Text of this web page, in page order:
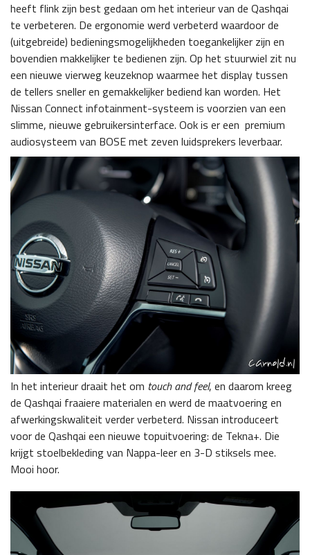
heeft flink zijn best gedaan om het interieur van de Qashqai
te verbeteren. De ergonomie werd verbeterd waardoor de
(uitgebreide) bedieningsmogelijkheden toegankelijker zijn en
bovendien makkelijker te bedienen zijn. Op het stuurwiel zit nu
een nieuwe vierweg keuzeknop waarmee het display tussen
de tellers sneller en gemakkelijker bediend kan worden. Het
Nissan Connect infotainment-systeem is voorzien van een
slimme, nieuwe gebruikersinterface. Ook is er een premium
audiosysteem van BOSE met zeven luidsprekers leverbaar.
In het interieur draait het om touch and feel, en daarom kreeg
de Qashqai fraaiere materialen en werd de maatvoering en
afwerkingskwaliteit verder verbeterd. Nissan introduceert
voor de Qashqai een nieuwe topuitvoering: de Tekna+. Die
krijgt stoelbekleding van Nappa-leer en 3-D stiksels mee.
Mooi hoor.